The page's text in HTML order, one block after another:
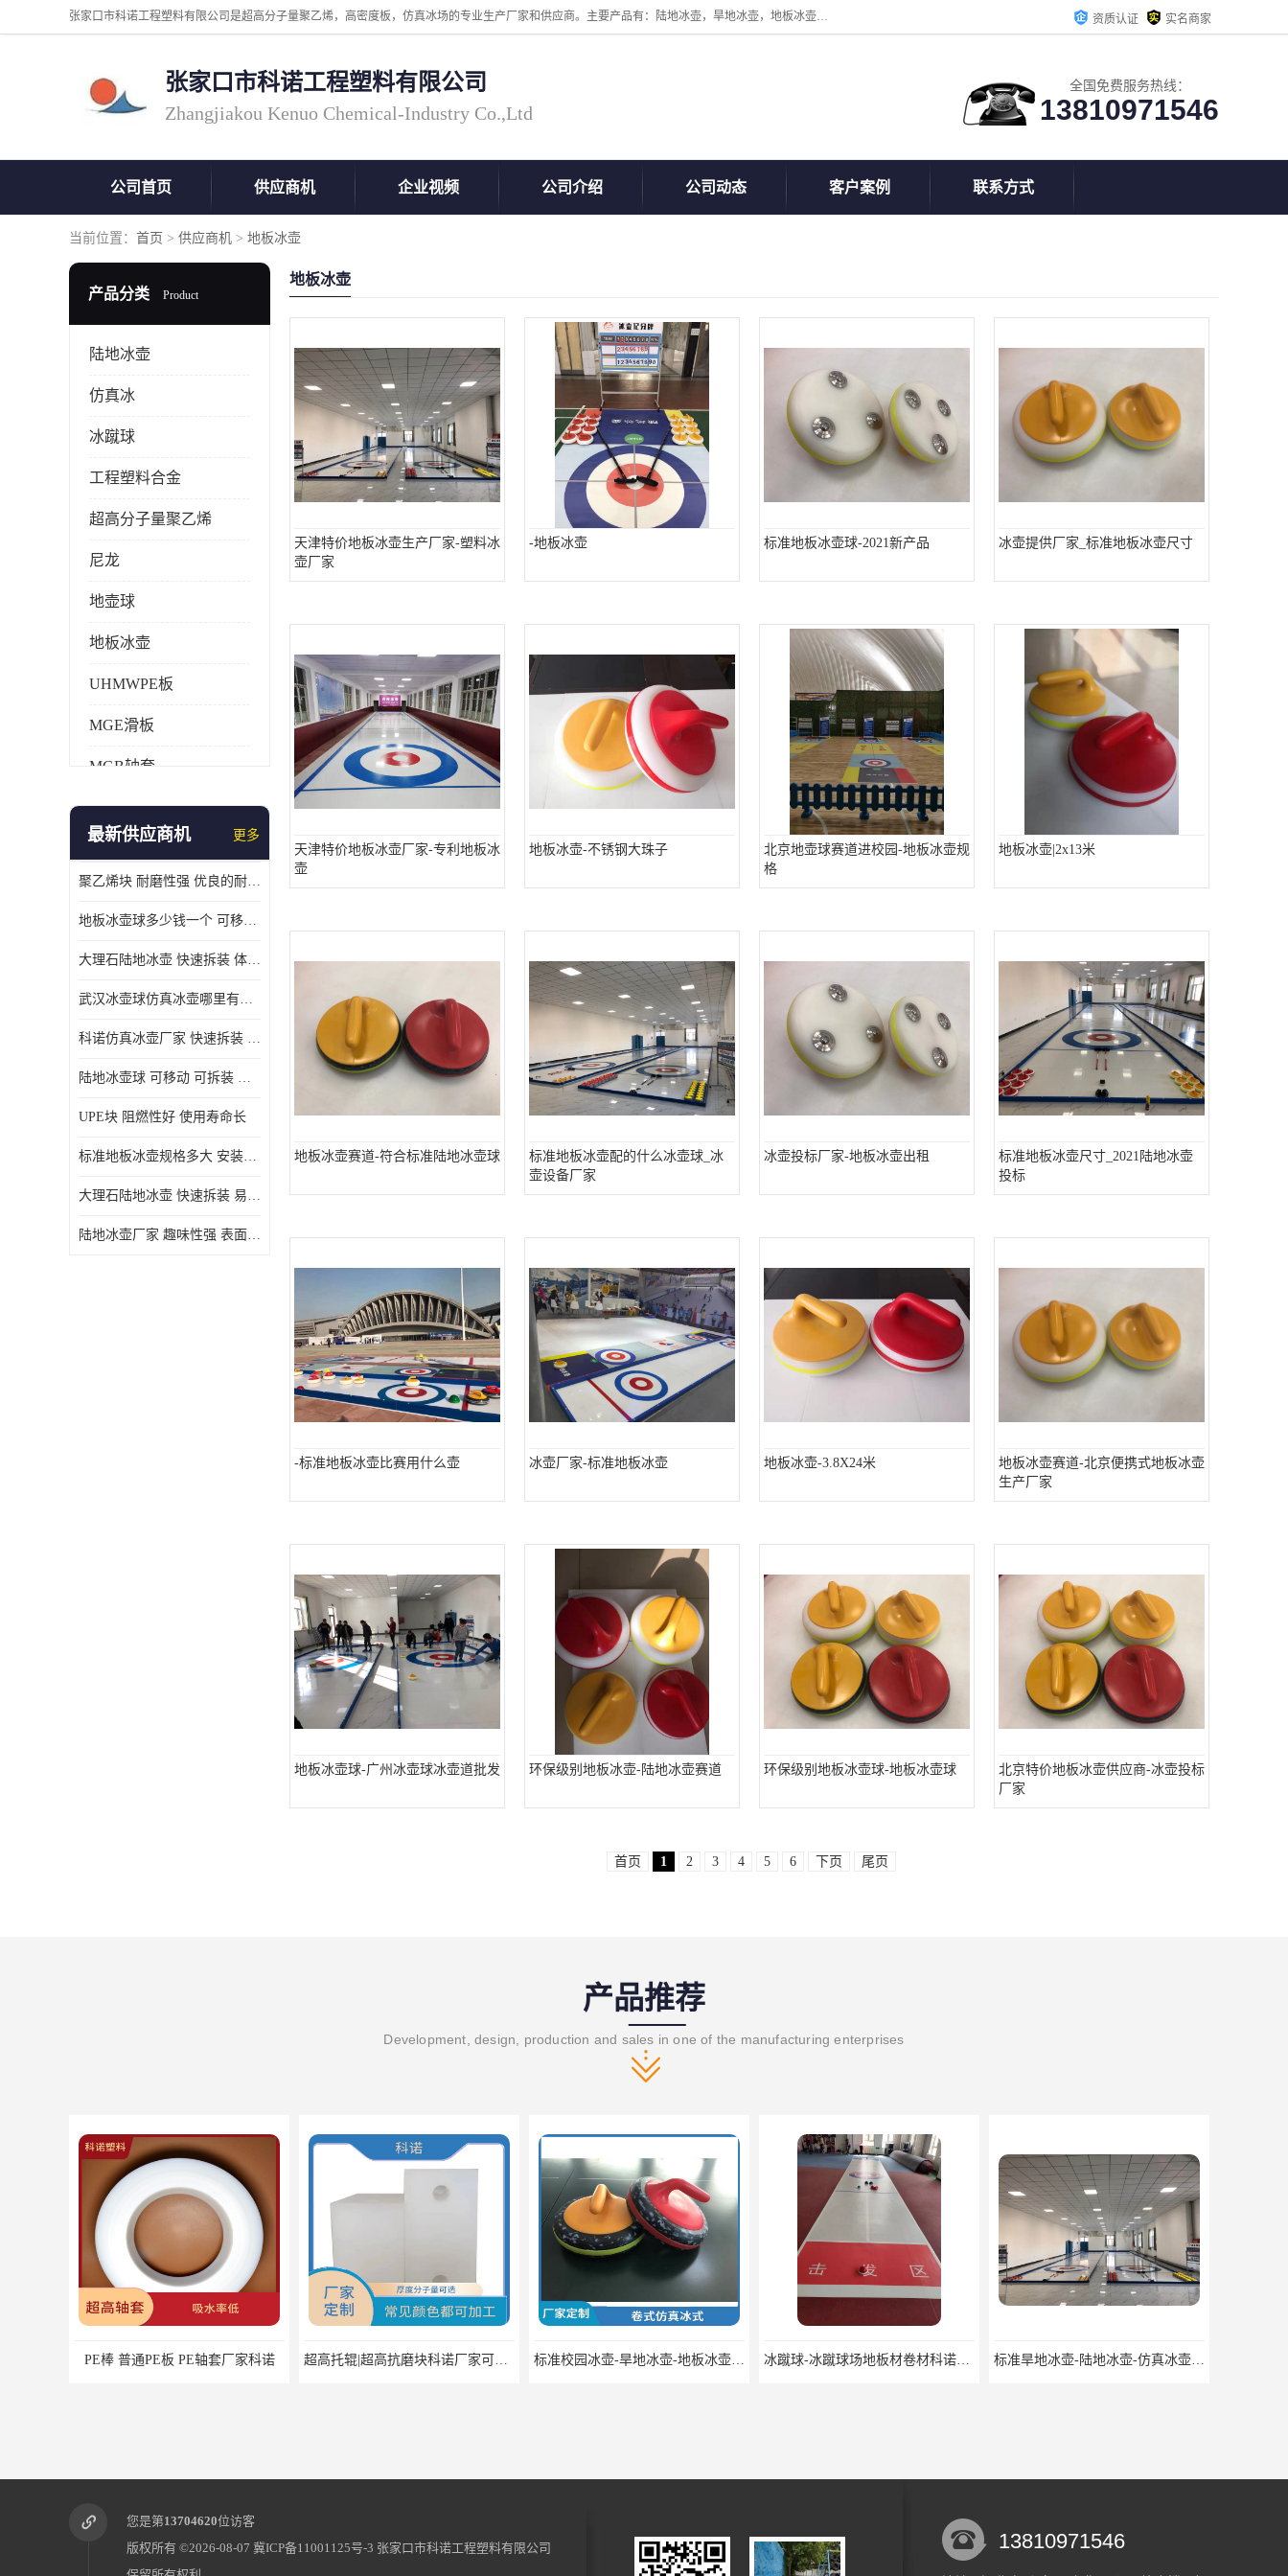
张家口市科诺工程塑料有限公司是超高分子量聚乙烯，高密度板，仿真冰场的专业生产厂家和供应商。主要产品有：陆地冰壶，旱地冰壶，地板冰壶，地壶球，仿真冰壶，仿真冰，冰蹴球，MGB轴套，MGE滑板，高密度板，仿真冰场等产品。欢迎有需要的朋友前来联系。 资质认证 实名商家
张家口市科诺工程塑料有限公司
Zhangjiakou Kenuo Chemical-Industry Co.,Ltd
全国免费服务热线：
13810971546
公司首页 供应商机 企业视频 公司介绍 公司动态 客户案例 联系方式
当前位置： 首页 > 供应商机 > 地板冰壶
产品分类 Product
陆地冰壶
仿真冰
冰蹴球
工程塑料合金
超高分子量聚乙烯
尼龙
地壶球
地板冰壶
UHMWPE板
MGE滑板
MGB轴套
旱地冰壶
MGA滑板滑块
MGE滑板滑块
最新供应商机 更多
聚乙烯块 耐磨性强 优良的耐低温
地板冰壶球多少钱一个 可移动 可拆装 滑行阻力小
大理石陆地冰壶 快速拆装 体积小 重量轻
武汉冰壶球仿真冰壶哪里有卖 趣味性强 体积小 重量轻
科诺仿真冰壶厂家 快速拆装 不受季节影响
陆地冰壶球 可移动 可拆装 表面具有自润滑功能
UPE块 阻燃性好 使用寿命长
标准地板冰壶规格多大 安装简单 方便携带和存储
大理石陆地冰壶 快速拆装 易于学习和掌握
陆地冰壶厂家 趣味性强 表面具有自润滑功能
地板冰壶
天津特价地板冰壶生产厂家-塑料冰
壶厂家
-地板冰壶 标准地板冰壶球-2021新产品 冰壶提供厂家_标准地板冰壶尺寸
天津特价地板冰壶厂家-专利地板冰
壶
地板冰壶-不锈钢大珠子
北京地壶球赛道进校园-地板冰壶规
格
地板冰壶|2x13米
地板冰壶赛道-符合标准陆地冰壶球
标准地板冰壶配的什么冰壶球_冰
壶设备厂家
冰壶投标厂家-地板冰壶出租
标准地板冰壶尺寸_2021陆地冰壶
投标
-标准地板冰壶比赛用什么壶 冰壶厂家-标准地板冰壶 地板冰壶-3.8X24米
地板冰壶赛道-北京便携式地板冰壶
生产厂家
地板冰壶球-广州冰壶球冰壶道批发 环保级别地板冰壶-陆地冰壶赛道 环保级别地板冰壶球-地板冰壶球
北京特价地板冰壶供应商-冰壶投标
厂家
首页 1 2 3 4 5 6 下页 尾页
产品推荐
Development, design, production and sales in one of the manufacturing enterprises
超高托辊|超高抗磨块科诺厂家可定制 标准校园冰壶-旱地冰壶-地板冰壶科诺厂家可定制 冰蹴球-冰蹴球场地板材卷材科诺可定制 标准旱地冰壶-陆地冰壶-仿真冰壶厂家科诺可定制 海底板厂家科诺|白色板
您是第13704620位访客
版权所有 ©2026-08-07 冀ICP备11001125号-3 张家口市科诺工程塑料有限公司
13810971546